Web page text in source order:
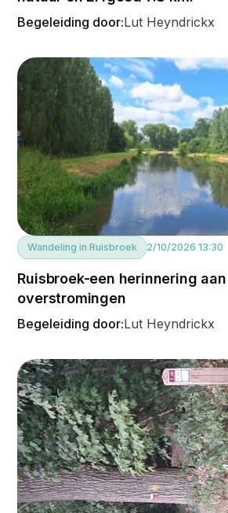
Begeleiding door:Lut Heyndrickx
Wandeling in Ruisbroek 2/10/2026 13:30
Ruisbroek-een herinnering
overstromingen
Begeleiding door:Lut Heyndrickx